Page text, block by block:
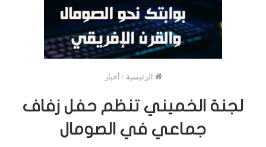
الرئيسية / أخبار
لجنة الخميني تنظم حفل زفاف
جماعي في الصومال